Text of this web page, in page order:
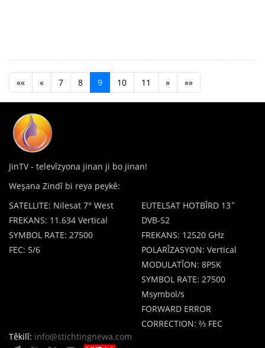
«« « 7 8 9 10 11 » »»
JinTV - televîzyona jinan ji bo jinan!
Weşana Zindî bi reya peykê:
SATELLITE: Nilesat 7° West
FREKANS: 11.634 Vertical
SYMBOL RATE: 27500
FEC: 5/6
EUTELSAT HOTBÎRD 13˚
DVB-S2
FREKANS: 12520 GHz
POLARÎZASYON: Vertical
MODULATÎON: 8PSK
SYMBOL RATE: 27500
Msymbol/s
FORWARD ERROR
CORRECTION: ⅔ FEC
Têkilî: info@stichtingnewa.com